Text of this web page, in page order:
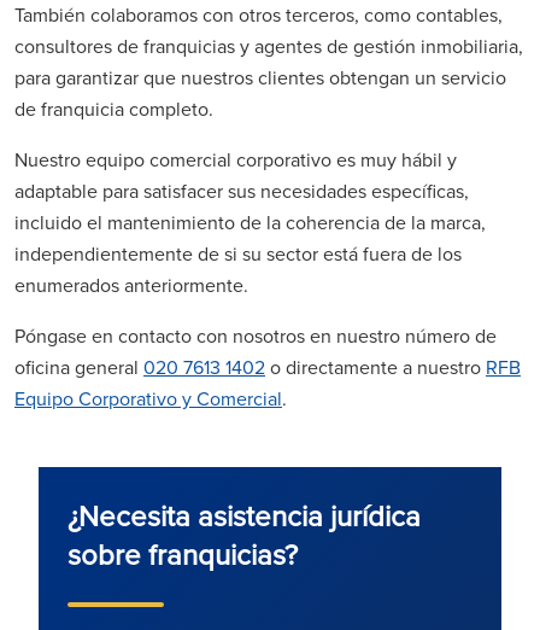
También colaboramos con otros terceros, como contables,
consultores de franquicias y agentes de gestión inmobiliaria,
para garantizar que nuestros clientes obtengan un servicio
de franquicia completo.
Nuestro equipo comercial corporativo es muy hábil y
adaptable para satisfacer sus necesidades específicas,
incluido el mantenimiento de la coherencia de la marca,
independientemente de si su sector está fuera de los
enumerados anteriormente.
Póngase en contacto con nosotros en nuestro número de
oficina general 020 7613 1402o directamente a nuestro RFB
Equipo Corporativo y Comercial.
¿Necesita asistencia jurídica
sobre franquicias?